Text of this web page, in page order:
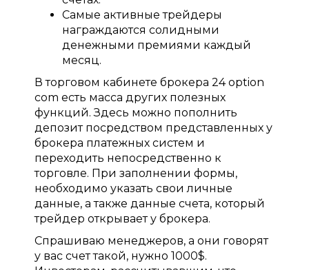
Самые активные трейдеры
награждаются солидными
денежными премиями каждый
месяц.
В торговом кабинете брокера 24 option
com есть масса других полезных
функций. Здесь можно пополнить
депозит посредством представленных у
брокера платежных систем и
переходить непосредственно к
торговле. При заполнении формы,
необходимо указать свои личные
данные, а также данные счета, который
трейдер открывает у брокера.
Спрашиваю менеджеров, а они говорят
у вас счет такой, нужно 1000$.